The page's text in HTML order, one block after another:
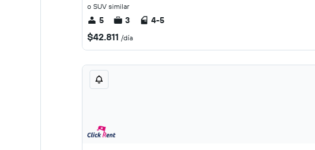
o SUV similar
5 3 4-5
$42.811 /día